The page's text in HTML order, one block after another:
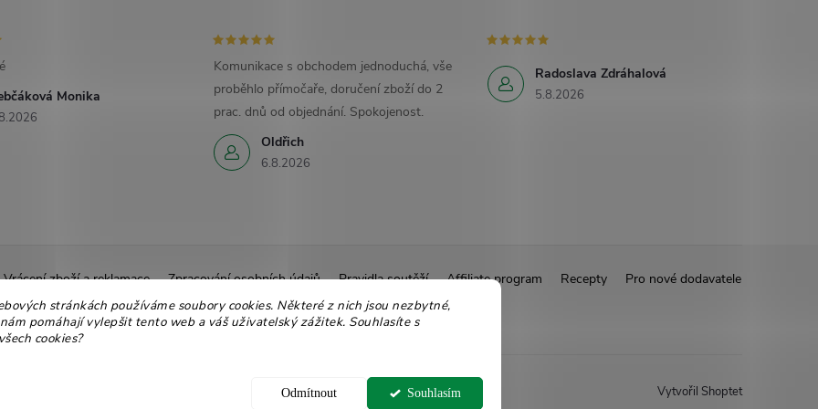
stránkách používáme soubory cookies. Některé z nich jsou nezbytné,
pomáhají vylepšit tento web a váš uživatelský zážitek. Souhlasíte s
cookies?
Odmítnout Souhlasím
Monika
Oldřich
6.8.2026
Komunikace s obchodem jednoduchá, vše
proběhlo přímočaře, doručení zboží do 2
prac. dnů od objednání. Spokojenost.
Radoslava Zdráhalová
5.8.2026
Vrácení zboží a reklamace Zpracování osobních údajů Pravidla soutěží Affiliate program Recepty
Pro nové dodavatele
Ekologické balení
Moje objednávka
Vytvořil Shoptet